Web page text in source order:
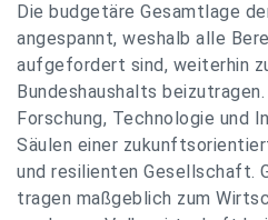
Die budgetäre Gesamtlage
angespannt, weshalb alle
aufgefordert sind, weiterhin
Bundeshaushalts
Forschung, Technologie und
Säulen einer
und resilienten Gesellschaft.
tragen maßgeblich zum